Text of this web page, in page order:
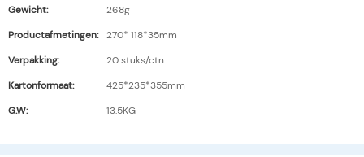
Gewicht:
268g
Productafmetingen:
270* 118*35mm
Verpakking:
20 stuks/ctn
Kartonformaat:
425*235*355mm
G.W:
13.5KG